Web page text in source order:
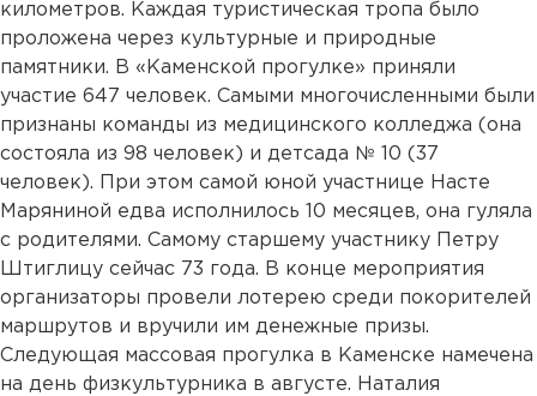
километров. Каждая туристическая тропа было
проложена через культурные и природные
памятники. В «Каменской прогулке» приняли
участие 647 человек. Самыми многочисленными были
признаны команды из медицинского колледжа (она
состояла из 98 человек) и детсада № 10 (37
человек). При этом самой юной участнице Насте
Маряниной едва исполнилось 10 месяцев, она гуляла
с родителями. Самому старшему участнику Петру
Штиглицу сейчас 73 года. В конце мероприятия
организаторы провели лотерею среди покорителей
маршрутов и вручили им денежные призы.
Следующая массовая прогулка в Каменске намечена
на день физкультурника в августе. Наталия